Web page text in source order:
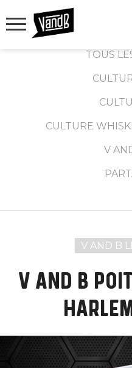
TOUS
CULTURE
V
V AND B
V AND B